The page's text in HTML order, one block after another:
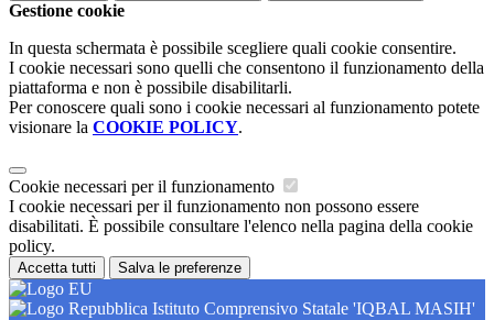
Gestione cookie
In questa schermata è possibile scegliere quali cookie consentire.
I cookie necessari sono quelli che consentono il funzionamento della
piattaforma e non è possibile disabilitarli.
Per conoscere quali sono i cookie necessari al funzionamento potete
visionare la COOKIE POLICY.
Cookie necessari per il funzionamento
I cookie necessari per il funzionamento non possono essere
disabilitati. È possibile consultare l'elenco nella pagina della cookie
policy.
Accetta tutti Salva le preferenze
Istituto Comprensivo Statale 'IQBAL MASIH'